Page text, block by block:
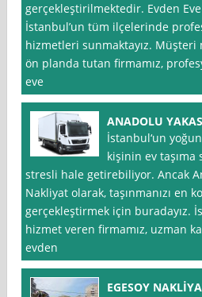
gerçekleştirilmektedir. Evden
İstanbul’un tüm ilçelerinde
hizmetleri sunmaktayız.
ön planda tutan firmamız,
eve
ANADOLU
İstanbul‘un
kişinin ev
stresli hale getirebiliyor. Ancak
Nakliyat olarak, taşınmanızı en
gerçekleştirmek için buradayız.
hizmet veren firmamız, uzman
evden
EGESOY